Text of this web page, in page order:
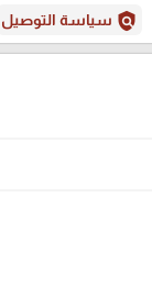
policy سياسة التوصيل